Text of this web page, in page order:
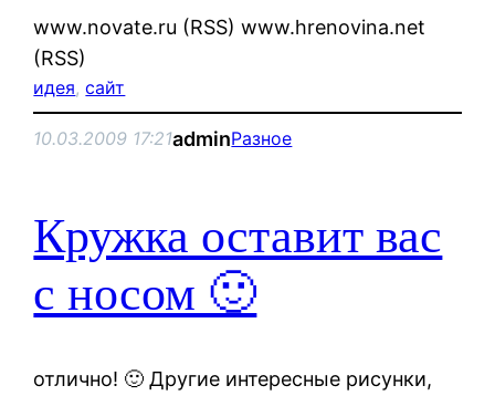
www.novate.ru (RSS) www.hrenovina.net
(RSS)
идея, сайт
10.03.2009 17:21adminРазное
Кружка оставит вас
с носом 🙂
отлично! 🙂 Другие интересные рисунки,